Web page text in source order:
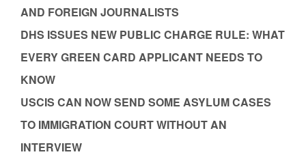
AND FOREIGN JOURNALISTS
DHS ISSUES NEW PUBLIC CHARGE RULE: WHAT
EVERY GREEN CARD APPLICANT NEEDS TO
KNOW
USCIS CAN NOW SEND SOME ASYLUM CASES
TO IMMIGRATION COURT WITHOUT AN
INTERVIEW